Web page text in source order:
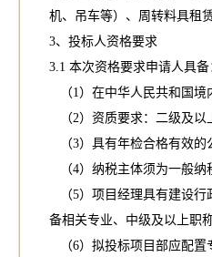
机、吊车等）、周转料具租
3、投标人资格要求
3.1 本次资格要求申请人具备
（1）在中华人民共和国境
（2）资质要求：二级及以
（3）具有年检合格有效的
（4）纳税主体须为一般纳
（5）项目经理具有建设行
备相关专业、中级及以上职
（6）拟投标项目部应配置